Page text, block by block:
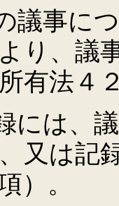
つい
り、議
有法４
議事
又は記
）。